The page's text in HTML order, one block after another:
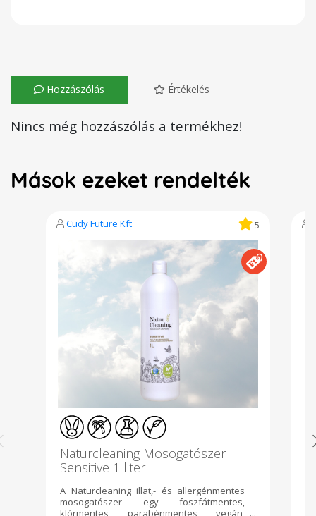
Hozzászólás Értékelés
Nincs még hozzászólás a termékhez!
Mások ezeket rendelték
Cudy Future Kft 5
Naturcleaning Mosogatószer
Sensitive 1 liter
A Naturcleaning illat,- és allergénmentes
mosogatószer egy foszfátmentes,
klórmentes, parabénmentes, vegán,